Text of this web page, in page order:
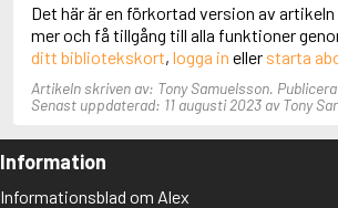
Det här är en förkortad version av artikeln
mer och få tillgång till alla funktioner
ditt bibliotekskort, logga in eller starta
Artikeln skriven av: Tony Samuelsson.
Senast uppdaterad: 11 augusti 2023 av Tony
Information
Informationsblad om Alex